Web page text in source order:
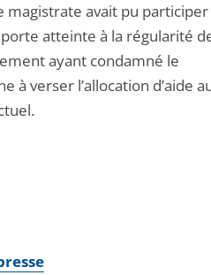
avait pu participer
atteinte à la régularité
ayant condamné le
à verser l’allocation d’aide